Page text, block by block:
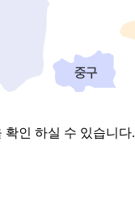
인 하실 수 있습니다.